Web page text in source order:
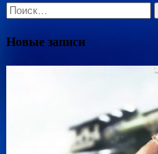
Найти:
Новые записи